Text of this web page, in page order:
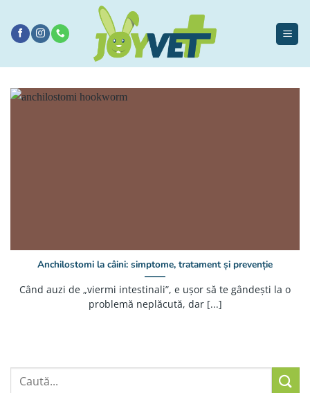
conținut
Anchilostomi la câini: simptome, tratament și prevenție
Când auzi de „viermi intestinali”, e ușor să te gândești la o
problemă neplăcută, dar [...]